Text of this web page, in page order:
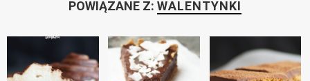
POWIĄZANE Z: WALENTYNKI